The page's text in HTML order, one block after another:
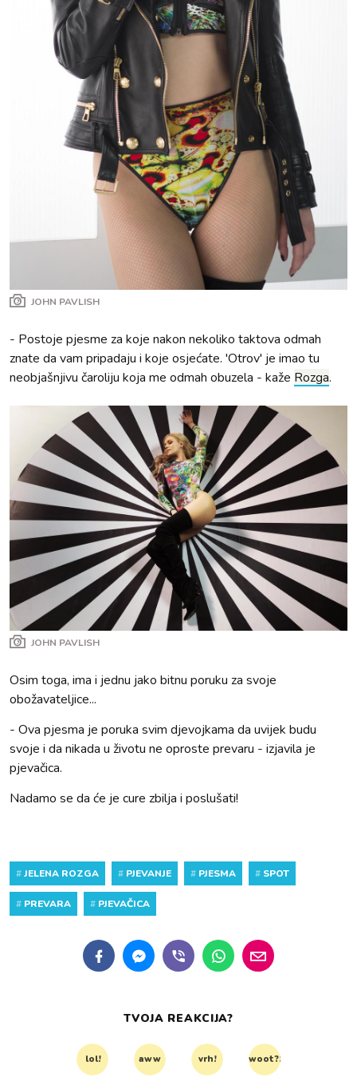
JOHN PAVLISH
- Postoje pjesme za koje nakon nekoliko taktova odmah
znate da vam pripadaju i koje osjećate. 'Otrov' je imao tu
neobjašnjivu čaroliju koja me odmah obuzela - kaže Rozga.
JOHN PAVLISH
Osim toga, ima i jednu jako bitnu poruku za svoje
obožavateljice...
- Ova pjesma je poruka svim djevojkama da uvijek budu
svoje i da nikada u životu ne oproste prevaru - izjavila je
pjevačica.
Nadamo se da će je cure zbilja i poslušati!
#JELENA ROZGA # PJEVANJE # PJESMA # SPOT
# PREVARA # PJEVAČICA
TVOJA REAKCIJA?
lol! aww vrh! woot?!